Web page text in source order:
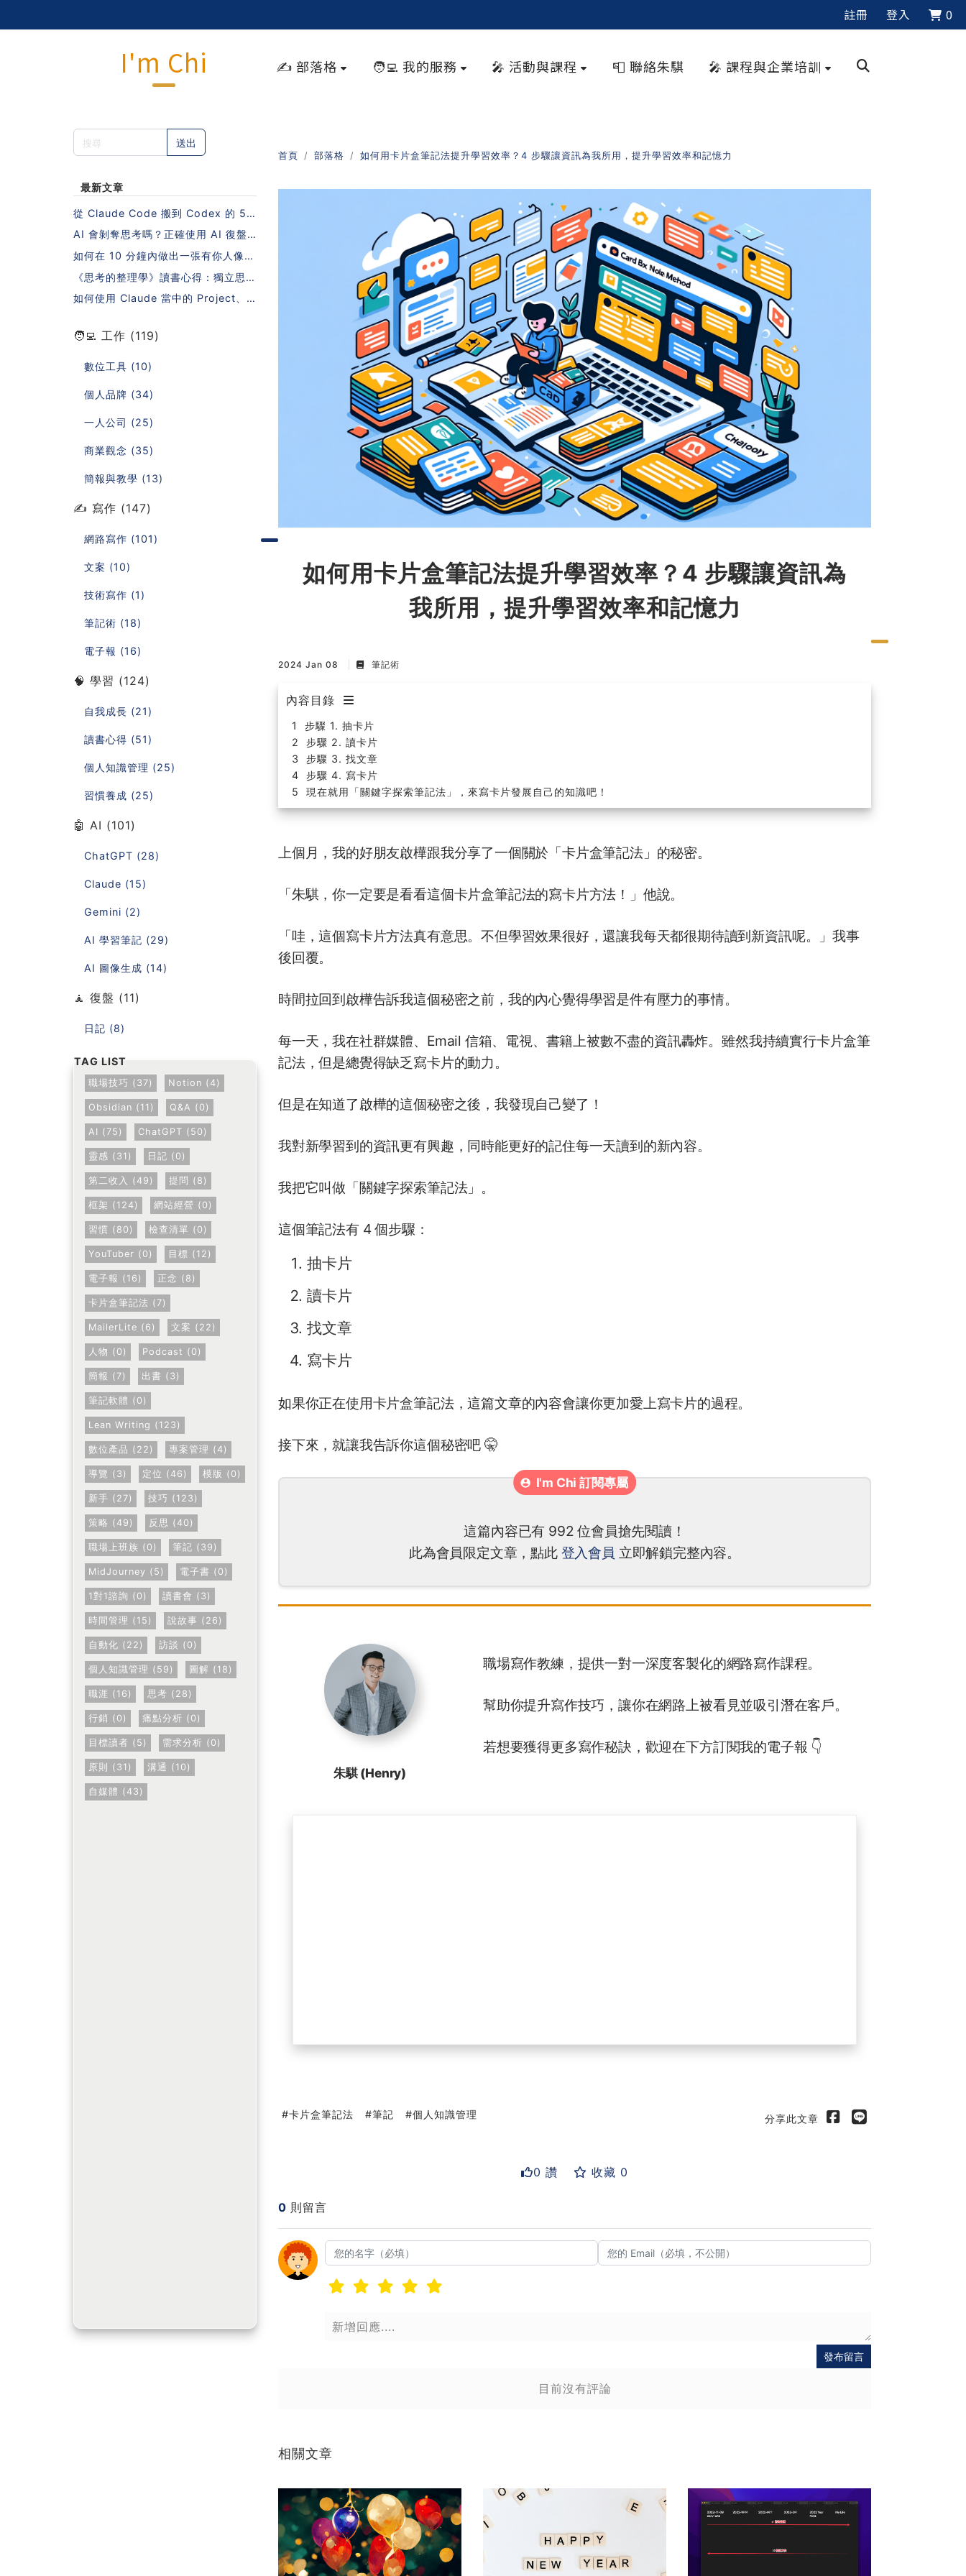
註冊 登入 0
I'm Chi ✍️ 部落格 🧑‍💻 我的服務 🎤 活動與課程 📮 聯絡朱騏 🎤 課程與企業培訓
送出
最新文章
從 Claude Code 搬到 Codex 的 5
步驟指南（不需要重寫 Skills 也能做
到！）
AI 會剝奪思考嗎？正確使用 AI 復盤
的 5 個步驟
如何在 10 分鐘內做出一張有你人像照
片的日系課程封面？
《思考的整理學》讀書心得：獨立思考
的秘密，藏在一本沒有 AI 的年代寫下
的書裡
如何使用 Claude 當中的 Project、S
🧑‍💻 工作 (119)
數位工具 (10)
個人品牌 (34)
一人公司 (25)
商業觀念 (35)
簡報與教學 (13)
✍️ 寫作 (147)
網路寫作 (101)
文案 (10)
技術寫作 (1)
筆記術 (18)
電子報 (16)
🧠 學習 (124)
自我成長 (21)
讀書心得 (51)
個人知識管理 (25)
習慣養成 (25)
🤖 AI (101)
ChatGPT (28)
Claude (15)
Gemini (2)
AI 學習筆記 (29)
AI 圖像生成 (14)
🧘 復盤 (11)
日記 (8)
職場技巧 (37) Notion (4)
Obsidian (11) Q&A (0)
AI (75) ChatGPT (50)
靈感 (31) 日記 (0)
第二收入 (49) 提問 (8)
框架 (124) 網站經營 (0)
習慣 (80) 檢查清單 (0)
YouTuber (0) 目標 (12)
電子報 (16) 正念 (8)
卡片盒筆記法 (7)
MailerLite (6) 文案 (22)
人物 (0) Podcast (0)
簡報 (7) 出書 (3)
筆記軟體 (0)
Lean Writing (123)
數位產品 (22) 專案管理 (4)
導覽 (3) 定位 (46) 模版 (0)
新手 (27) 技巧 (123)
策略 (49) 反思 (40)
職場上班族 (0) 筆記 (39)
MidJourney (5) 電子書 (0)
1對1諮詢 (0) 讀書會 (3)
時間管理 (15) 說故事 (26)
自動化 (22) 訪談 (0)
個人知識管理 (59) 圖解 (18)
職涯 (16) 思考 (28)
行銷 (0) 痛點分析 (0)
目標讀者 (5) 需求分析 (0)
原則 (31) 溝通 (10)
自媒體 (43)
首頁 部落格 如何用卡片盒筆記法提升學習效率？4 步驟讓資訊為我所用，提升學習效率和記憶力
如何用卡片盒筆記法提升學習效率？4 步驟讓資訊為
我所用，提升學習效率和記憶力
2024 Jan 08 筆記術
內容目錄
步驟 1. 抽卡片
步驟 2. 讀卡片
步驟 3. 找文章
步驟 4. 寫卡片
現在就用「關鍵字探索筆記法」，來寫卡片發展自己的知識吧！
上個月，我的好朋友啟樺跟我分享了一個關於「卡片盒筆記法」的秘密。
「朱騏，你一定要是看看這個卡片盒筆記法的寫卡片方法！」他說。
「哇，這個寫卡片方法真有意思。不但學習效果很好，還讓我每天都很期待讀到新資訊呢。」我事
後回覆。
時間拉回到啟樺告訴我這個秘密之前，我的內心​覺得學習是件有壓力的事情。
每一天，我在社群媒體、Email 信箱、電視、書籍上被數不盡的資訊轟炸。雖然我持續實行卡片盒筆
記法，但是總覺得缺乏寫卡片的動力。
但是在知道了啟樺的這個秘密之後，我發現自己變了！
我對新學習到的資訊更有興趣，同時能更好的記住每一天讀到的新內容。
我把它叫做「關鍵字探索筆記法」。
這個筆記法有 4 個步驟：
抽卡片
讀卡片
找文章
寫卡片
如果你正在使用卡片盒筆記法，這篇文章的內容會讓你更加愛上寫卡片的過程。
接下來，就讓我告訴你這個秘密吧 🤫
這篇內容已有 992 位會員搶先閱讀！
此為會員限定文章，點此 登入會員 立即解鎖完整內容。
朱騏 (Henry)
職場寫作教練，提供一對一深度客製化的網路寫作課程。
幫助你提升寫作技巧，讓你在網路上被看見並吸引潛在客戶。
若想要獲得更多寫作秘訣，歡迎在下方訂閱我的電子報 👇
卡片盒筆記法 筆記 個人知識管理 分享此文章
0 讚 收藏 0
0 則留言
發布留言
目前沒有評論
相關文章
送出